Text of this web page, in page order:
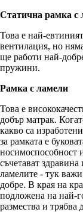
Статична рамка с
Това е най-
вентилация, но
ще работи най-
пружини.
Рамка с ламели
Това е
добър матрак.
какво са
за рамката е
носимоспособност
съчетават здравина
ламелите - тук
добре. В края на
подложена на най-
размества и трябва